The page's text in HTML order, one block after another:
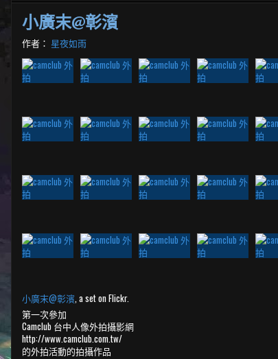
小廣末@彰濱
作者： 星夜如雨
小廣末@彰濱, a set on Flickr.
第一次參加
Camclub 台中人像外拍攝影網
http://www.camclub.com.tw/
的外拍活動的拍攝作品